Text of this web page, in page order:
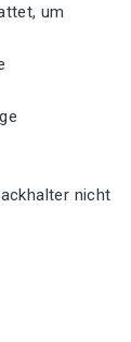
um
nicht